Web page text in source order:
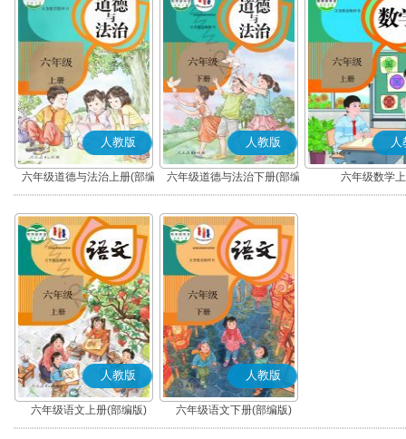
人教版
六年级道德与法治上册(部编
版)
人教版
六年级道德与法治下册(部编
版)
人
六年级数学
人教版
六年级语文上册(部编版)
人教版
六年级语文下册(部编版)